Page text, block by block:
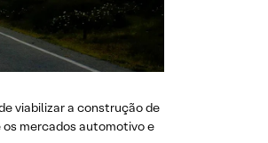
viabilizar a construção de
mercados automotivo e